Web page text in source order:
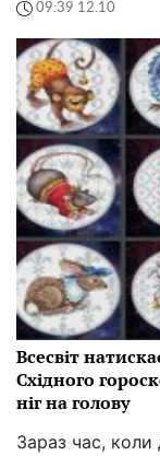
09:39 12.10
Всесвіт
Східного
ніг на голову
Зараз час, коли